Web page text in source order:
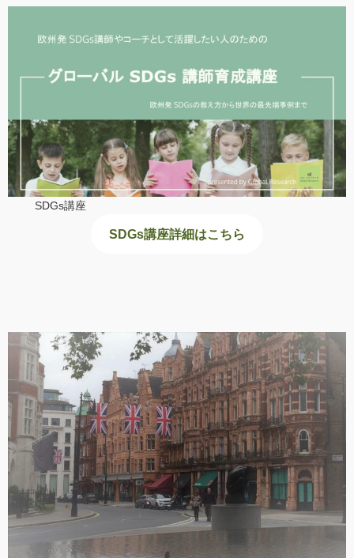
SDGs講座
SDGs講座詳細はこちら